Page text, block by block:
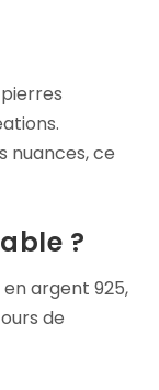
pierres
nuances, ce
?
argent 925,
de